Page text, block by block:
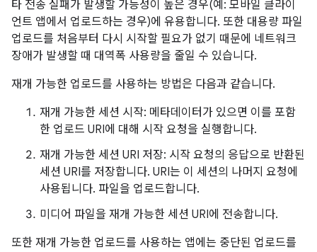
타 전송 실패가 발생할 가능성이 높은 경우(예: 모바일 클라이
언트 앱에서 업로드하는 경우)에 유용합니다. 또한 대용량 파일
업로드를 처음부터 다시 시작할 필요가 없기 때문에 네트워크
장애가 발생할 때 대역폭 사용량을 줄일 수 있습니다.
재개 가능한 업로드를 사용하는 방법은 다음과 같습니다.
재개 가능한 세션 시작: 메타데이터가 있으면 이를 포함
한 업로드 URI에 대해 시작 요청을 실행합니다.
재개 가능한 세션 URI 저장: 시작 요청의 응답으로 반환된
세션 URI를 저장합니다. URI는 이 세션의 나머지 요청에
사용됩니다. 파일을 업로드합니다.
미디어 파일을 재개 가능한 세션 URI에 전송합니다.
또한 재개 가능한 업로드를 사용하는 앱에는 중단된 업로드를